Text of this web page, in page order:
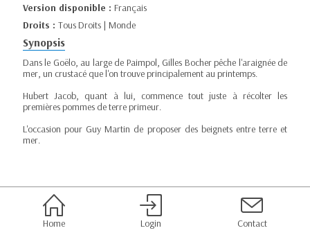
Version disponible : Français
Droits : Tous Droits | Monde
Synopsis
Dans le Goëlo, au large de Paimpol, Gilles Bocher pêche l'araignée de
mer, un crustacé que l'on trouve principalement au printemps.
Hubert Jacob, quant à lui, commence tout juste à récolter les
premières pommes de terre primeur.
L'occasion pour Guy Martin de proposer des beignets entre terre et
mer.
Home Login Contact